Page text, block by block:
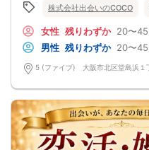
【 服装 】
【 参加定員数 】
40名様
🔳最小開催人数：3対3
🔳飲食あり
当イベントスタッフが参加者様の立場
新築のオシャレダイニング貸切♪結婚式
■□完全着席♪MCによる席がえあり！
PARTY■□
いたします！
いと思います。
《結婚式の二次会の有名な会場で完全
完全着席スタイルですので、立食形式
メです
落ち着いた空間での交流が楽しめます！
《一人参加、初参加大歓迎》
株式会社出会いのCOCO
女性 残りわずか 20〜
男性 残りわずか 20〜